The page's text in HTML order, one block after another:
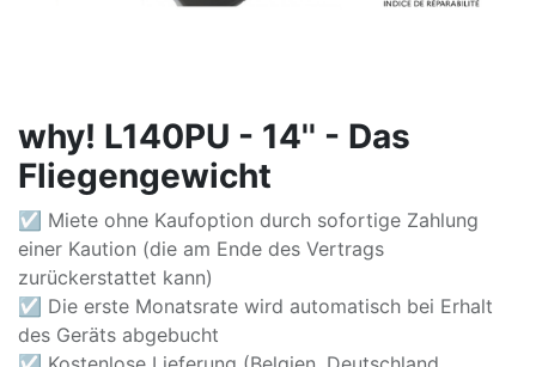
why! L140PU - 14'' - Das
Fliegengewicht
☑ Miete ohne Kaufoption durch sofortige Zahlung
einer Kaution (die am Ende des Vertrags
zurückerstattet kann)
☑ Die erste Monatsrate wird automatisch bei Erhalt
des Geräts abgebucht